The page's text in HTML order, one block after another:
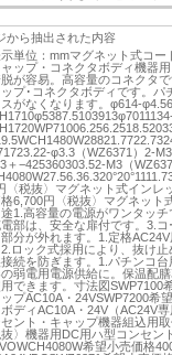
から抽出された内容
単位：mmマグネット式コ
ップ・コネクタボディ機器
が容易。高容量のコネクタ
プ･コネクタボディです。パ
がなくなります。φ614-
φ3.3（WZ6371）2-
−425360303.52-M3（
〈税抜〉マグネット式インレ
6,700円〈税抜〉マグネッ
1.高容量の電源がワンタッチ
部は、安全な扉付です。3.
分が外れます。1.定格
2.ロック式採用により、抜け
続を防ぎます。1.パチンコ
の弱電用電源供給に。保温配
できます。寸法図SWP7100
プAC10A・24VSWP7200希
ボディAC10A・24V（
ント・キャップ機器組込用
〉機器用DC用ハ型コンセン
希望小売価格